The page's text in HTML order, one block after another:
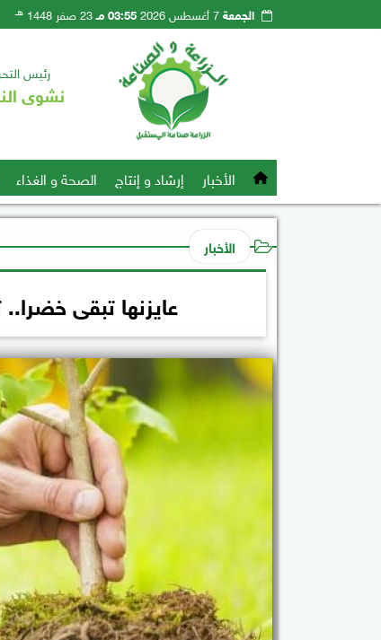
الجمعة7 أغسطس 2026 03:55 مـ 23 صفر 1448 هـ
رئيس
نشوى
الأخبار إرشاد و إنتاج الصحة و الغذاء
الأخبار
عايزنها تبقى خضرا.. توريد 5 مليون شجرة